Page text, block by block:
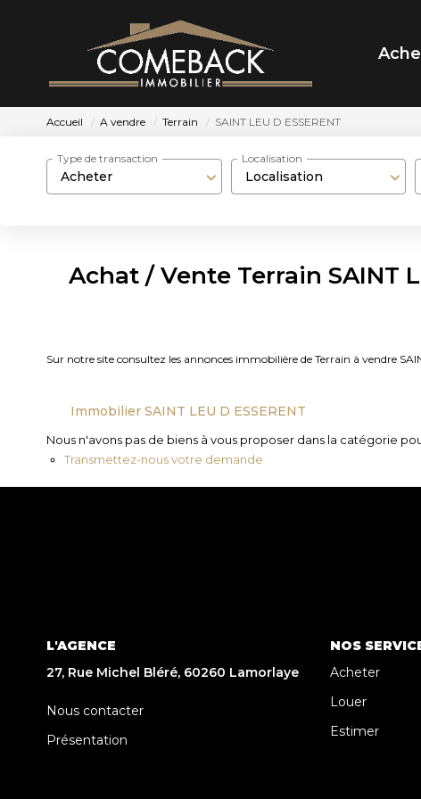
Accueil A vendre Terrain SAINT LEU D ESSERENT
Acheter
Type de transaction
Localisation
Localisation
Achat / Vente Terrain SAINT
Sur notre site consultez les annonces immobilière de Terrain à vendre
Immobilier SAINT LEU D ESSERENT
Nous n'avons pas de biens à vous proposer dans la catégorie
Transmettez-nous votre demande
L'AGENCE
27, Rue Michel Bléré, 60260 Lamorlaye
Nous contacter
Présentation
NOS
Acheter
Louer
Estimer